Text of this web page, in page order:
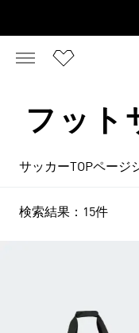
フット
サッカーTOPページ
検索結果：15件